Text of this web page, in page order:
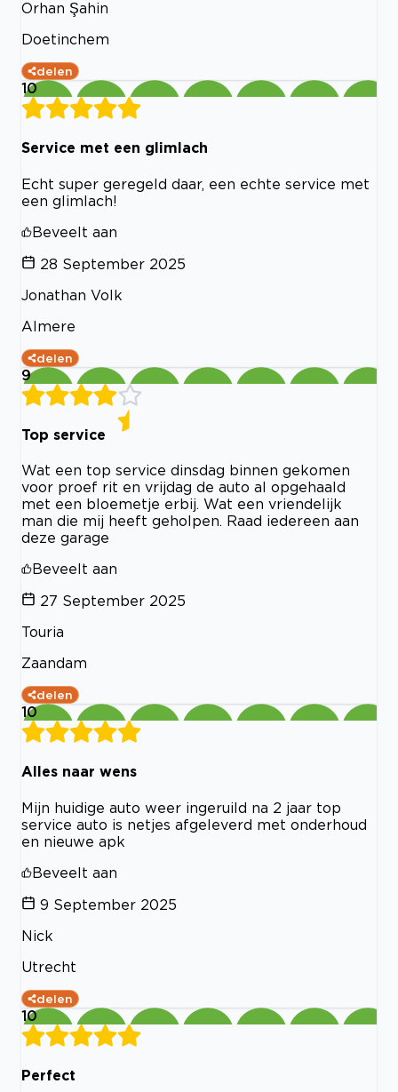
Orhan Şahin
Doetinchem
delen
10
Service met een glimlach
Echt super geregeld daar, een echte service met
een glimlach!
Beveelt aan
28 September 2025
Jonathan Volk
Almere
delen
9
Top service
Wat een top service dinsdag binnen gekomen
voor proef rit en vrijdag de auto al opgehaald
met een bloemetje erbij. Wat een vriendelijk
man die mij heeft geholpen. Raad iedereen aan
deze garage
Beveelt aan
27 September 2025
Touria
Zaandam
delen
10
Alles naar wens
Mijn huidige auto weer ingeruild na 2 jaar top
service auto is netjes afgeleverd met onderhoud
en nieuwe apk
Beveelt aan
9 September 2025
Nick
Utrecht
delen
10
Perfect